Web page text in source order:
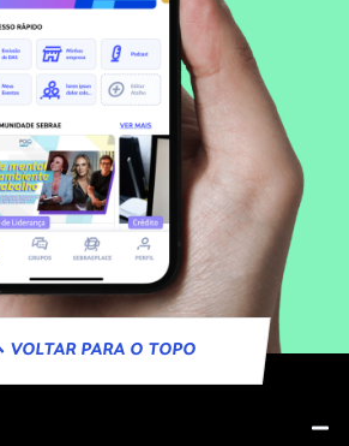
VOLTAR PARA O TOPO